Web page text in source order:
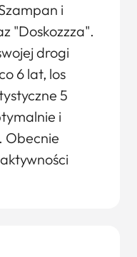
i
"Doskozzza".
drogi
6 lat, los
5
i
Obecnie